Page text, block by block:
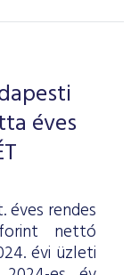
éves
éves rendes
nettó
évi üzleti